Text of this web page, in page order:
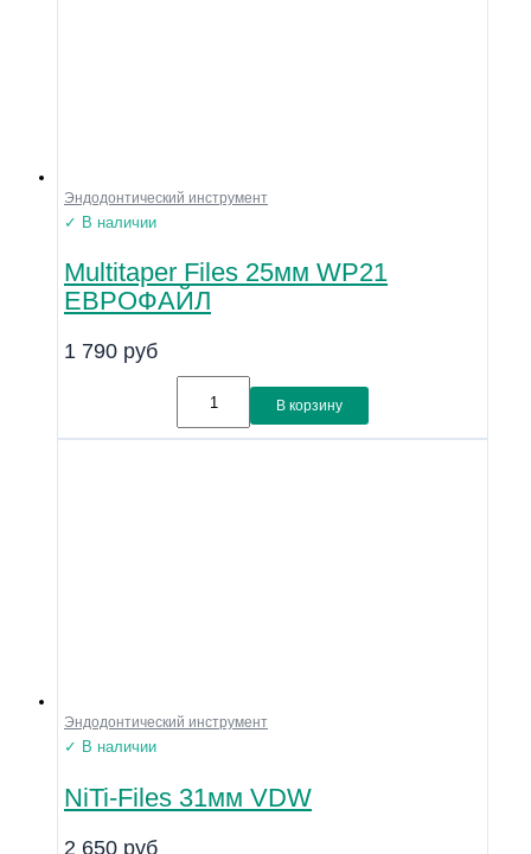
Эндодонтический инструмент
✓ В наличии
Multitaper Files 25мм WP21
ЕВРОФАЙЛ
1 790 руб
В корзину
Эндодонтический инструмент
✓ В наличии
NiTi-Files 31мм VDW
2 650 руб